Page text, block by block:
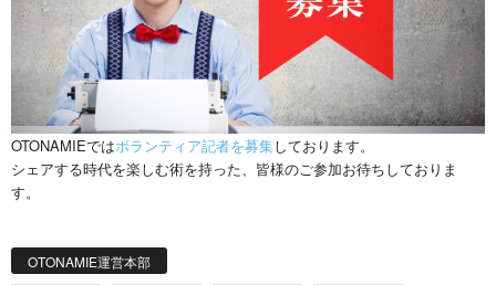
OTONAMIEではボランティア記者を募集しております。
シェアする時代を楽しむ術を持った、皆様のご参加お待ちしておりま
す。
OTONAMIE運営本部